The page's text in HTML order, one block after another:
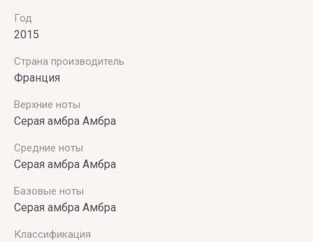
Год
2015
Страна производитель
Франция
Верхние ноты
Серая амбра Амбра
Средние ноты
Серая амбра Амбра
Базовые ноты
Серая амбра Амбра
Классификация